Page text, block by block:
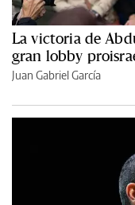
La victoria de
gran lobby
Juan Gabriel García